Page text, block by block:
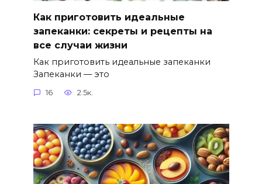
Как приготовить идеальные
запеканки: секреты и рецепты на
все случаи жизни
Как приготовить идеальные запеканки
Запеканки — это
16 2.5к.